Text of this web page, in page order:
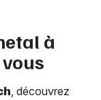
à
, découvrez